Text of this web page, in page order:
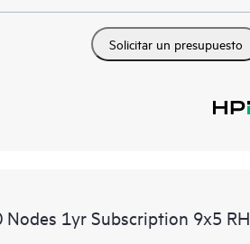
Solicitar un presupuesto
1yr Subscription 9x5 RH